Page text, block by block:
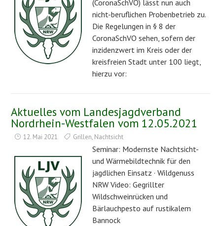
(CoronaSchVO) lässt nun auch
nicht-beruflichen Probenbetrieb zu.
Die Regelungen in § 8 der
CoronaSchVO sehen, sofern der
inzidenzwert im Kreis oder der
kreisfreien Stadt unter 100 liegt,
hierzu vor:
Aktuelles vom Landesjagdverband
Nordrhein-Westfalen vom 12.05.2021
12. Mai 2021 Grillen, Nachtsicht
Seminar: Modernste Nachtsicht-
und Wärmebildtechnik für den
jagdlichen Einsatz · Wildgenuss
NRW Video: Gegrillter
Wildschweinrücken und
Bärlauchpesto auf rustikalem
Bannock